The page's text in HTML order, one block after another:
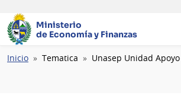
Ministerio
de Economía y Finanzas
Ruta
Inicio Tematica Unasep Unidad